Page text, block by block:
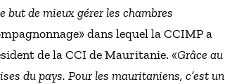
but de mieux gérer les chambres
dans lequel la CCIMP a
de la CCI de Mauritanie. «Grâce au
du pays. Pour les mauritaniens, c’est un